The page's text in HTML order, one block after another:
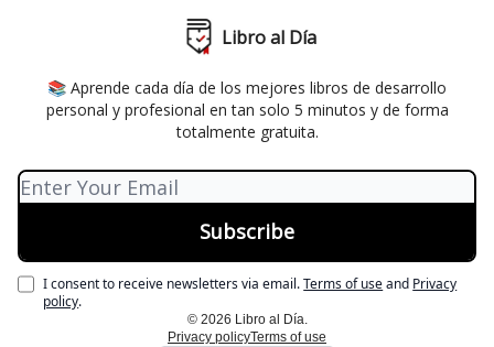
Libro al Día
📚 Aprende cada día de los mejores libros de desarrollo
personal y profesional en tan solo 5 minutos y de forma
totalmente gratuita.
I consent to receive newsletters via email.Terms of useand Privacy
policy.
© 2026 Libro al Día.
Privacy policyTerms of use